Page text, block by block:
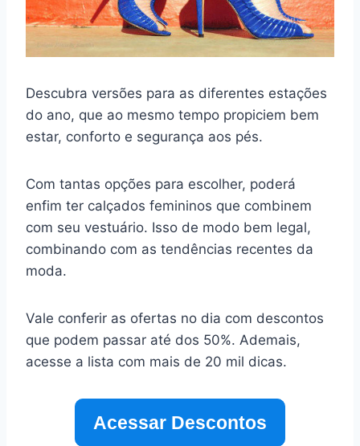
Descubra versões para as diferentes estações
do ano, que ao mesmo tempo propiciem bem
estar, conforto e segurança aos pés.
Com tantas opções para escolher, poderá
enfim ter calçados femininos que combinem
com seu vestuário. Isso de modo bem legal,
combinando com as tendências recentes da
moda.
Vale conferir as ofertas no dia com descontos
que podem passar até dos 50%. Ademais,
acesse a lista com mais de 20 mil dicas.
Acessar Descontos